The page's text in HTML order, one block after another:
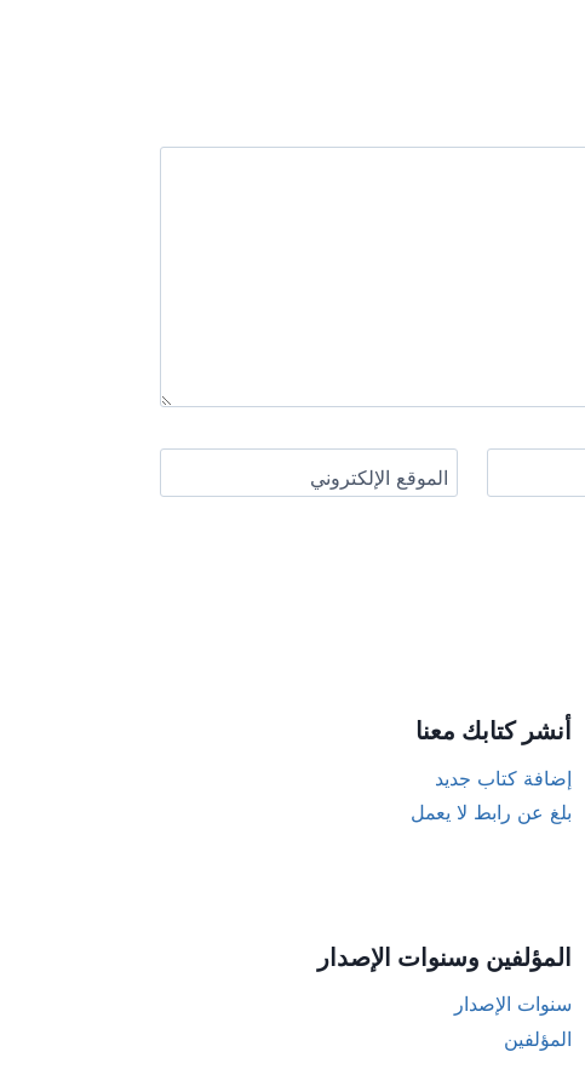
الموقع الإلكتروني
أنشر كتابك معنا
إضافة كتاب جديد
بلغ عن رابط لا يعمل
المؤلفين وسنوات الإصدار
سنوات الإصدار
المؤلفين